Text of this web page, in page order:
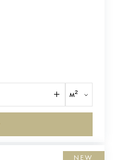
м²
NEW